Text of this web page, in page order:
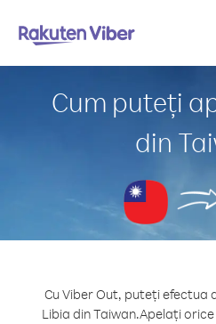
Cum puteți
din
Cu Viber Out, puteți
Libia din Taiwan.Apelați orice